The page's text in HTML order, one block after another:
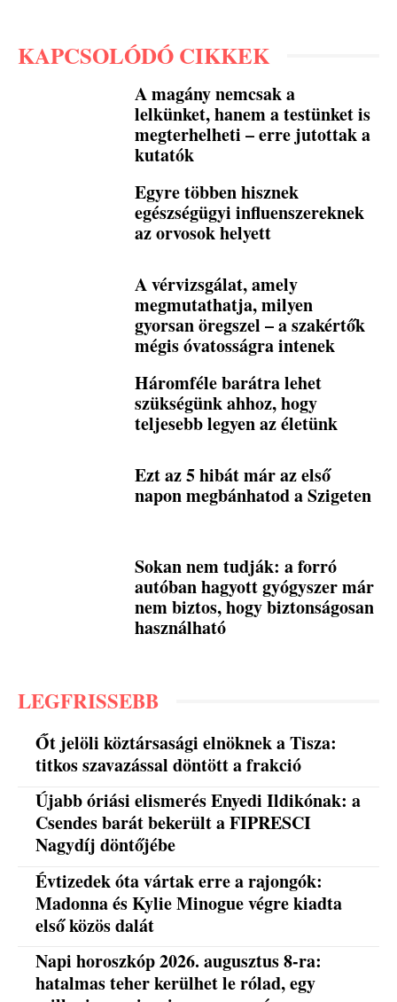
KAPCSOLÓDÓ CIKKEK
A magány nemcsak a
lelkünket, hanem a testünket is
megterhelheti – erre jutottak a
kutatók
Egyre többen hisznek
egészségügyi influenszereknek
az orvosok helyett
A vérvizsgálat, amely
megmutathatja, milyen
gyorsan öregszel – a szakértők
mégis óvatosságra intenek
Háromféle barátra lehet
szükségünk ahhoz, hogy
teljesebb legyen az életünk
Ezt az 5 hibát már az első
napon megbánhatod a Szigeten
Sokan nem tudják: a forró
autóban hagyott gyógyszer már
nem biztos, hogy biztonságosan
használható
LEGFRISSEBB
Őt jelöli köztársasági elnöknek a Tisza:
titkos szavazással döntött a frakció
Újabb óriási elismerés Enyedi Ildikónak: a
Csendes barát bekerült a FIPRESCI
Nagydíj döntőjébe
Évtizedek óta vártak erre a rajongók:
Madonna és Kylie Minogue végre kiadta
első közös dalát
Napi horoszkóp 2026. augusztus 8-ra:
hatalmas teher kerülhet le rólad, egy